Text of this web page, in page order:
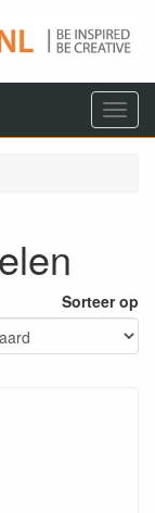
Menu
Sorteer op